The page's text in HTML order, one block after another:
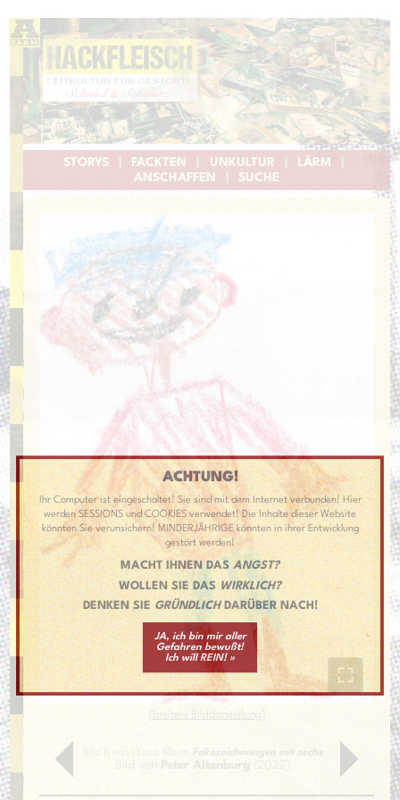
STORYS FACKTEN UNKULTUR LÄRM
ANSCHAFFEN
SUCHE
breitere Bilddarstellung
Fakezeichnungen mit sechs
Peter Altenburg
ACHTUNG!
Ihr Computer ist eingeschaltet! Sie sind mit dem Internet verbunden! Hier
werden SESSIONS und COOKIES verwendet! Die Inhalte dieser Website
könnten Sie verunsichern! MINDERJÄHRIGE könnten in ihrer Entwicklung
gestört werden!
MACHT IHNEN DAS ANGST?
WOLLEN SIE DAS
WIRKLICH?
DENKEN SIE GRÜNDLICHDARÜBER NACH!
JA, ich bin mir aller
Gefahren bewußt!
Ich will REIN! »